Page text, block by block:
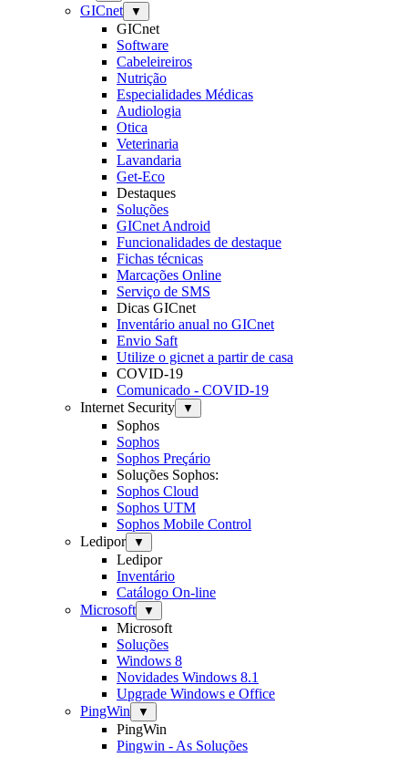
GICnet ▼
GICnet
Software
Cabeleireiros
Nutrição
Especialidades Médicas
Audiologia
Otica
Veterinaria
Lavandaria
Get-Eco
Destaques
Soluções
GICnet Android
Funcionalidades de destaque
Fichas técnicas
Marcações Online
Serviço de SMS
Dicas GICnet
Inventário anual no GICnet
Envio Saft
Utilize o gicnet a partir de casa
COVID-19
Comunicado - COVID-19
Internet Security
▼
Sophos
Sophos
Sophos Preçário
Soluções Sophos:
Sophos Cloud
Sophos UTM
Sophos Mobile Control
Ledipor
▼
Ledipor
Inventário
Catálogo On-line
Microsoft
▼
Microsoft
Soluções
Windows 8
Novidades Windows 8.1
Upgrade Windows e Office
PingWin
▼
PingWin
Pingwin - As Soluções